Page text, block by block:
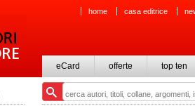
home casa editrice
eCard offerte top ten